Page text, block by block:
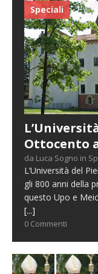
Speciali
Ottocento
da Luca Sogno in
L’Università del
gli 800 anni della
questo Upo e
[...]
0 Commenti